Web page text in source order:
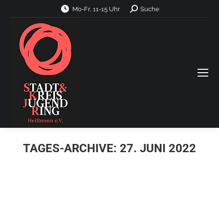
Mo-Fr, 11-15 Uhr Search:
Suche
TAGES-ARCHIVE: 27. JUNI 2022